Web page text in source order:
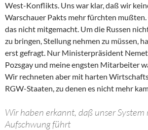
West-Konflikts. Uns war klar, daß wir
Warschauer Pakts mehr fürchten
das nicht mitgemacht. Um die Russen
zu bringen, Stellung nehmen zu müssen,
erst gefragt. Nur Ministerpräsident
Pozsgay und meine engsten Mitarbeiter
Wir rechneten aber mit harten
RGW-Staaten, zu denen es nicht mehr
Wir haben erkannt, daß unser System
Aufschwung führt